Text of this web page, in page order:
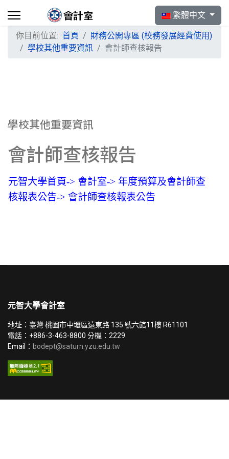
選擇你的語言
繁體中文
你目前位置: 首頁
財務公開專區 (校務發展經費使用)
學校其他重要資訊
會計師查核報告
學校其他重要資訊
會計師查核報告
元智大學首頁-> 會計室-> 年度預算及會計師查
核報表公告-> 會計師查核報表公告
元智大學會計室
地址：臺灣 桃園市中壢區遠東路 135 號六館11樓 R61101
電話：+886-3-463-8800 分機：2229
Email： bodept@saturn.yzu.edu.tw